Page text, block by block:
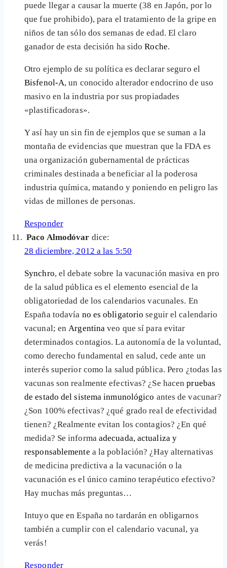
puede llegar a causar la muerte (38 en Japón, por lo
que fue prohibido), para el tratamiento de la gripe en
niños de tan sólo dos semanas de edad. El claro
ganador de esta decisión ha sidoRoche.
Otro ejemplo de su política es declarar seguro el
Bisfenol-A, un conocido alterador endocrino de uso
masivo en la industria por sus propiadades
«plastificadoras».
Y así hay un sin fin de ejemplos que se suman a la
montaña de evidencias que muestran que la FDA es
una organización gubernamental de prácticas
criminales destinada a beneficiar al la poderosa
industria química, matando y poniendo en peligro las
vidas de millones de personas.
Responder
Paco Almodóvar dice:
28 diciembre, 2012 a las 5:50
Synchro, el debate sobre la vacunación masiva en pro
de la salud pública es el elemento esencial de la
obligatoriedad de los calendarios vacunales. En
España todavía no es obligatorio seguir el calendario
vacunal; enArgentinaveo que sí para evitar
determinados contagios. La autonomía de la voluntad,
como derecho fundamental en salud, cede ante un
interés superior como la salud pública. Pero ¿todas las
vacunas son realmente efectivas? ¿Se hacenpruebas
de estado del sistema inmunológico antes de vacunar?
¿Son 100% efectivas? ¿qué grado real de efectividad
tienen? ¿Realmente evitan los contagios? ¿En qué
medida? Se informa adecuada, actualiza y
responsablemente a la población? ¿Hay alternativas
de medicina predictiva a la vacunación o la
vacunación es el único camino terapéutico efectivo?
Hay muchas más preguntas…
Intuyo que en España no tardarán en obligarnos
también a cumplir con el calendario vacunal, ya
verás!
Responder